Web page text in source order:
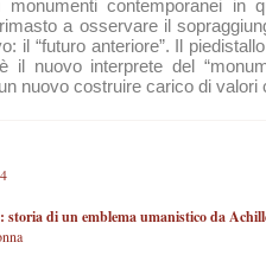
monumenti contemporanei in
rimasto a osservare il
il “futuro anteriore”. Il
il nuovo interprete del
nuovo costruire carico di valori
storia di un emblema umanistico da